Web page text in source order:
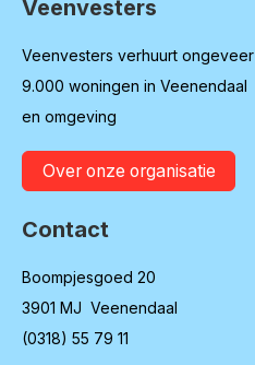
Contactinformatie
Veenvesters
Veenvesters verhuurt ongeveer
9.000 woningen in Veenendaal
en omgeving
Over onze organisatie
Contact
Boompjesgoed 20
3901 MJ Veenendaal
(0318) 55 79 11